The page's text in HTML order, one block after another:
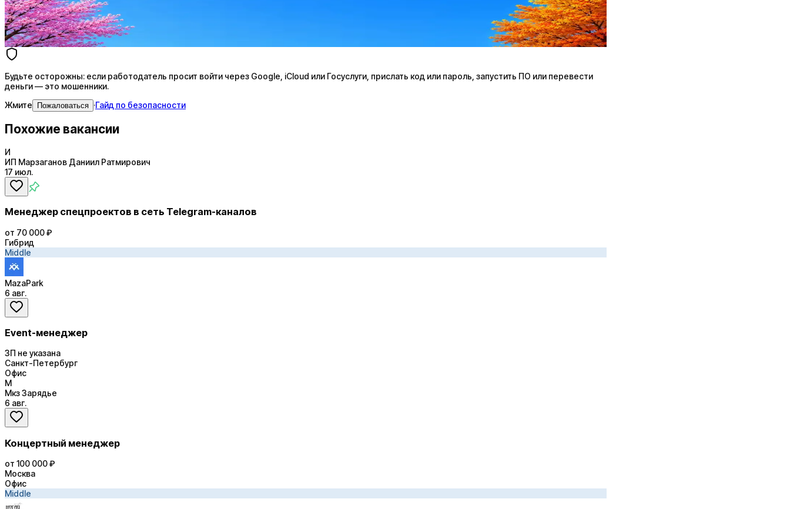
AI генерация сопроводительных писем
4 990 ₽/мес
Купить доступ
Будьте осторожны: если работодатель просит войти через Google, iCloud или Госуслуги, прислать код или пароль, запустить ПО или перевести
деньги — это мошенники.
Жмите
Пожаловаться ·Гайд по безопасности
Похожие вакансии
И
ИП Марзаганов Даниил Ратмирович
17 июл.
Менеджер спецпроектов в сеть Telegram-каналов
от 70 000 ₽
Гибрид
Middle
MazaPark
6 авг.
Event-менеджер
ЗП не указана
Санкт-Петербург
Офис
М
Мкз Зарядье
6 авг.
Концертный менеджер
от 100 000 ₽
Москва
Офис
Middle